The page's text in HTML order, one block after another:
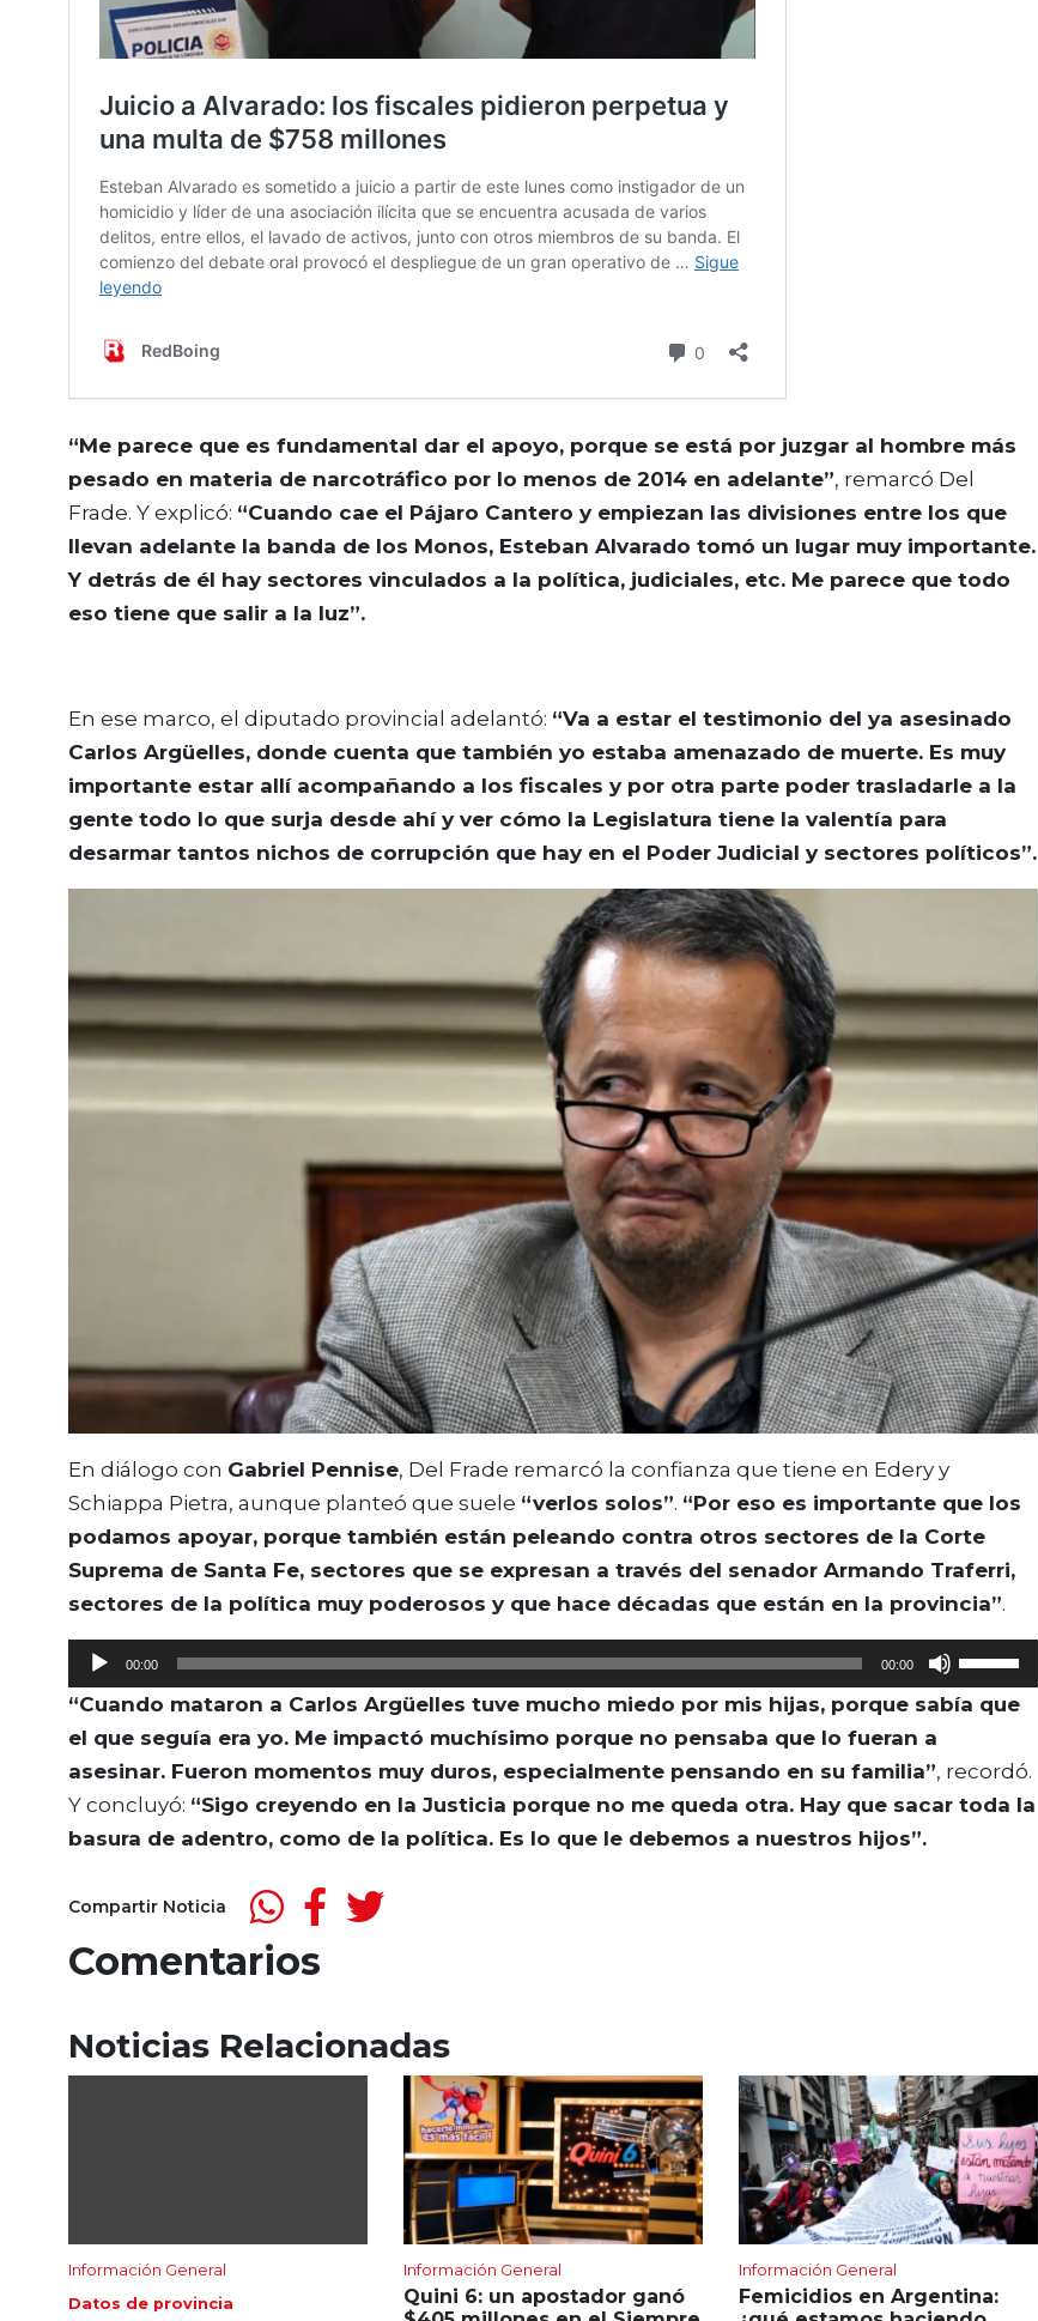
“Me parece que es fundamental dar el apoyo, porque se está por juzgar al hombre más
pesado en materia de narcotráfico por lo menos de 2014 en adelante”, remarcó Del
Frade. Y explicó: “Cuando cae el Pájaro Cantero y empiezan las divisiones entre los que
llevan adelante la banda de los Monos, Esteban Alvarado tomó un lugar muy importante.
Y detrás de él hay sectores vinculados a la política, judiciales, etc. Me parece que todo
eso tiene que salir a la luz”.
En ese marco, el diputado provincial adelantó: “Va a estar el testimonio del ya asesinado
Carlos Argüelles, donde cuenta que también yo estaba amenazado de muerte. Es muy
importante estar allí acompañando a los fiscales y por otra parte poder trasladarle a la
gente todo lo que surja desde ahí y ver cómo la Legislatura tiene la valentía para
desarmar tantos nichos de corrupción que hay en el Poder Judicial y sectores políticos”.
En diálogo con Gabriel Pennise, Del Frade remarcó la confianza que tiene en Edery y
Schiappa Pietra, aunque planteó que suele “verlos solos”. “Por eso es importante que los
podamos apoyar, porque también están peleando contra otros sectores de la Corte
Suprema de Santa Fe, sectores que se expresan a través del senador Armando Traferri,
sectores de la política muy poderosos y que hace décadas que están en la provincia”.
Reproductor
de
00:00 00:00
Utiliza
las
teclas
“Cuando mataron a Carlos Argüelles tuve mucho miedo por mis hijas, porque sabía que
el que seguía era yo. Me impactó muchísimo porque no pensaba que lo fueran a
asesinar. Fueron momentos muy duros, especialmente pensando en su familia”, recordó.
Y concluyó: “Sigo creyendo en la Justicia porque no me queda otra. Hay que sacar toda la
basura de adentro, como de la política. Es lo que le debemos a nuestros hijos”.
Compartir Noticia
Comentarios
Noticias Relacionadas
Información General
Datos de provincia
Información General
Quini 6: un apostador ganó
Información General
Femicidios en Argentina: